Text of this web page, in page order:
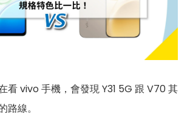
看 vivo 手機，會發現 Y31 5G 跟 V70 其
路線。